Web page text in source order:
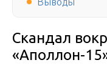
Скандал
«Аполлон-